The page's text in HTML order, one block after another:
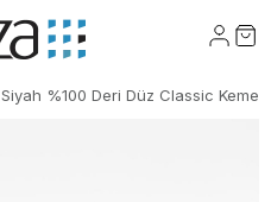
Siyah %100 Deri Düz Classic